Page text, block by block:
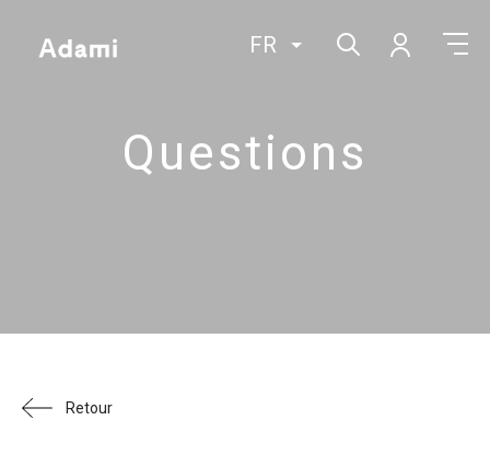
FR
Questions
Retour